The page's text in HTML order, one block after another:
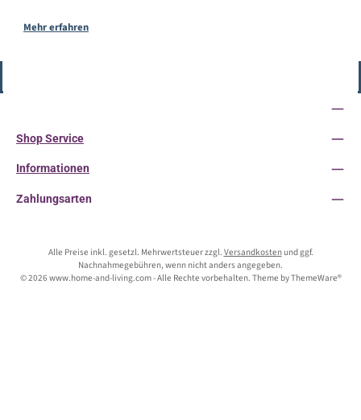
Mehr erfahren
Shop Service
Informationen
Zahlungsarten
Alle Preise inkl. gesetzl. Mehrwertsteuer zzgl. Versandkostenund ggf.
Nachnahmegebühren, wenn nicht anders angegeben.
© 2026 www.home-and-living.com - Alle Rechte vorbehalten. Theme byThemeWare®